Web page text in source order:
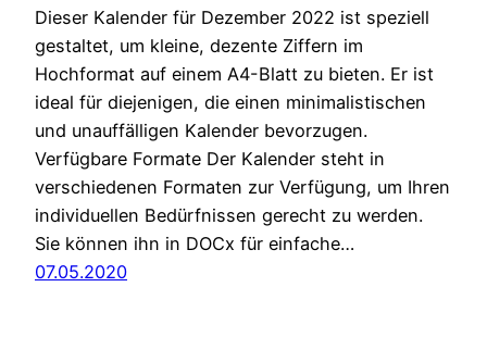
Dieser Kalender für Dezember 2022 ist speziell
gestaltet, um kleine, dezente Ziffern im
Hochformat auf einem A4-Blatt zu bieten. Er ist
ideal für diejenigen, die einen minimalistischen
und unauffälligen Kalender bevorzugen.
Verfügbare Formate Der Kalender steht in
verschiedenen Formaten zur Verfügung, um Ihren
individuellen Bedürfnissen gerecht zu werden.
Sie können ihn in DOCx für einfache…
07.05.2020